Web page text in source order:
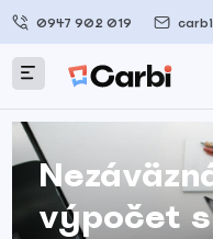
0947 902 019
výpočet